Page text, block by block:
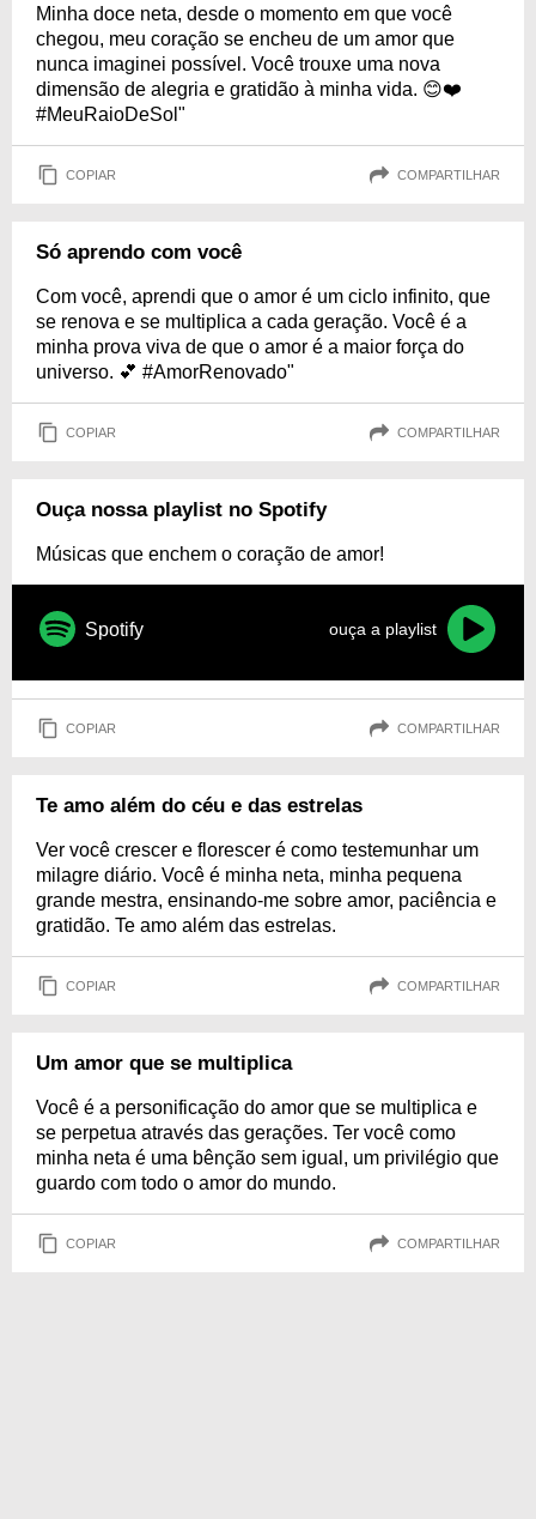
Minha doce neta, desde o momento em que você
chegou, meu coração se encheu de um amor que
nunca imaginei possível. Você trouxe uma nova
dimensão de alegria e gratidão à minha vida. 😊❤️
#MeuRaioDeSol"
COPIAR COMPARTILHAR
Só aprendo com você
Com você, aprendi que o amor é um ciclo infinito, que
se renova e se multiplica a cada geração. Você é a
minha prova viva de que o amor é a maior força do
universo. 💕 #AmorRenovado"
COPIAR COMPARTILHAR
Ouça nossa playlist no Spotify
Músicas que enchem o coração de amor!
Spotify ouça a playlist
COPIAR COMPARTILHAR
Te amo além do céu e das estrelas
Ver você crescer e florescer é como testemunhar um
milagre diário. Você é minha neta, minha pequena
grande mestra, ensinando-me sobre amor, paciência e
gratidão. Te amo além das estrelas.
COPIAR COMPARTILHAR
Um amor que se multiplica
Você é a personificação do amor que se multiplica e
se perpetua através das gerações. Ter você como
minha neta é uma bênção sem igual, um privilégio que
guardo com todo o amor do mundo.
COPIAR COMPARTILHAR